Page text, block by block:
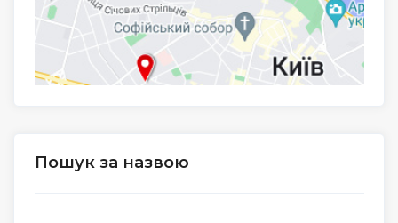
Пошук за назвою